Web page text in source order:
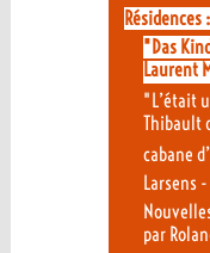
Résidences
"Das
Laurent
"L’était
Thibault
cabane
Larsens
par